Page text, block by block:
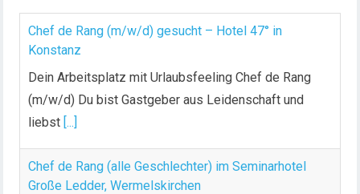
Chef de Rang (m/w/d) gesucht – Hotel 47° in
Konstanz
Dein Arbeitsplatz mit Urlaubsfeeling Chef de Rang
(m/w/d) Du bist Gastgeber aus Leidenschaft und
liebst [...]
Chef de Rang (alle Geschlechter) im Seminarhotel
Große Ledder, Wermelskirchen